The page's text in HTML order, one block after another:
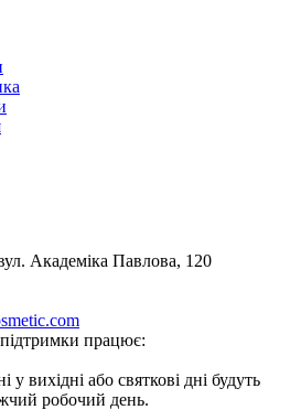
Академіка Павлова, 120
працює:
у вихідні або святкові дні будуть
робочий день.